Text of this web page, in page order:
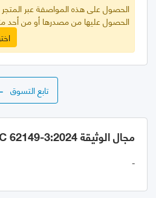
الحصول على هذه المواصفة عبر المتجر
الحصول عليها من مصدرها أو من أحد
تابع التسوق
مجال الوثيقة GSO IEC 62149-3:2024
-